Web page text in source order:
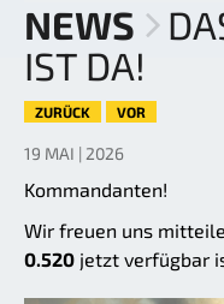
NEWS
IST DA!
ZURÜCK VOR
19 MAI | 2026
Kommandanten!
Wir freuen uns
0.520 jetzt verfügbar